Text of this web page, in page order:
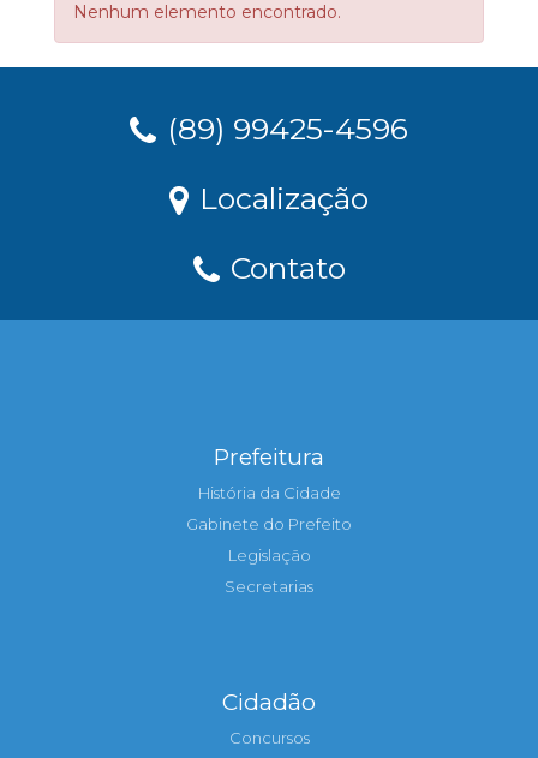
Nenhum elemento encontrado.
(89) 99425-4596
Localização
Contato
Prefeitura
História da Cidade
Gabinete do Prefeito
Legislação
Secretarias
Cidadão
Concursos